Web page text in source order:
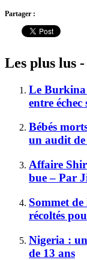
Partager :
Les plus lus
Le Burkina
entre
Bébés
un audit de
Affaire
bue – Par
Sommet
récoltés
Nigeria :
de 13 ans